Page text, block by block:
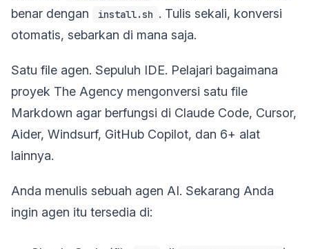
benar dengan
install.sh . Tulis sekali, konversi
otomatis, sebarkan di mana saja.
Satu file agen. Sepuluh IDE. Pelajari bagaimana
proyek The Agency mengonversi satu file
Markdown agar berfungsi di Claude Code, Cursor,
Aider, Windsurf, GitHub Copilot, dan 6+ alat
lainnya.
Anda menulis sebuah agen AI. Sekarang Anda
ingin agen itu tersedia di: